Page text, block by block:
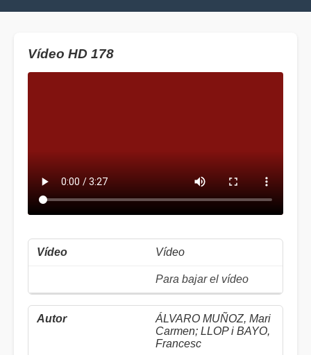
Vídeo HD 178
Vídeo
Para bajar el vídeo
ÁLVARO MUÑOZ, Mari
Carmen; LLOP i BAYO,
Francesc